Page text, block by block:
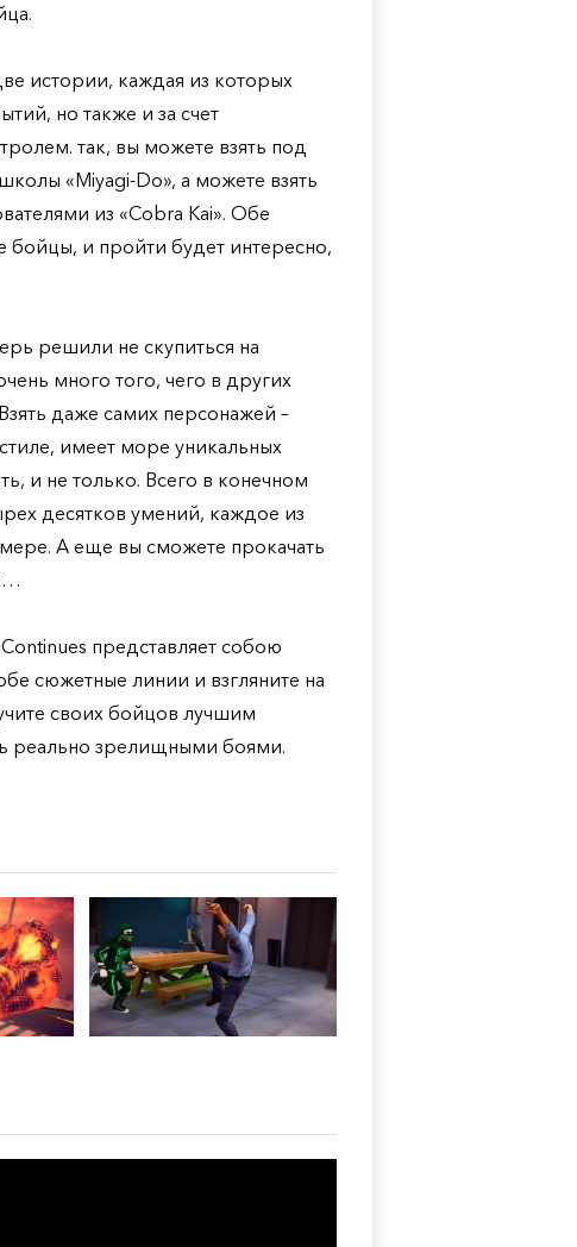
истории, каждая из которых
но также и за счет
так, вы можете взять под
«Miyagi-Do», а можете взять
из «Cobra Kai». Обе
бойцы, и пройти будет интересно,
решили не скупиться на
много того, чего в других
даже самих персонажей –
имеет море уникальных
и не только. Всего в конечном
десятков умений, каждое из
А еще вы сможете прокачать
представляет собою
сюжетные линии и взгляните на
своих бойцов лучшим
реально зрелищными боями.